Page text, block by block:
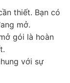
thiết. Bạn có
mở.
gói là hoàn
với sự